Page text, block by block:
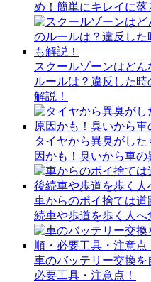
め！簡単にキレイに落
スクールゾーンはど
ルールは？違反した
解説！
タイヤから異臭がし
因かも！臭いから車の
車からのポイ捨ては
続車や歩道を歩く人へ
車のバッテリー交換を
必要工具・注意点！